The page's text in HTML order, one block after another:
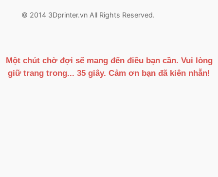
© 2014 3Dprinter.vn All Rights Reserved.
Một chút chờ đợi sẽ mang đến điều bạn cần. Vui lòng
giữ trang trong... 34 giây. Cảm ơn bạn đã kiên nhẫn!